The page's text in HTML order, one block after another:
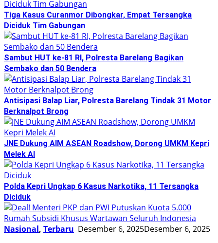
Tiga Kasus Curanmor Dibongkar, Empat Tersangka
Diciduk Tim Gabungan
Sambut HUT ke-81 RI, Polresta Barelang Bagikan
Sembako dan 50 Bendera
Antisipasi Balap Liar, Polresta Barelang Tindak 31 Motor
Berknalpot Brong
JNE Dukung AIM ASEAN Roadshow, Dorong UMKM Kepri
Melek AI
Polda Kepri Ungkap 6 Kasus Narkotika, 11 Tersangka
Diciduk
Nasional, Terbaru Desember 6, 2025Desember 6, 2025